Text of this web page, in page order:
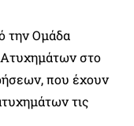
την Ομάδα
στο
που έχουν
τις